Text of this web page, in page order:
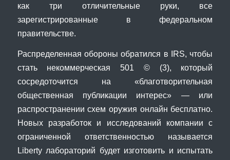
как три отличительные руки, все
зарегистрированные в федеральном
правительстве.
Распределенная обороны обратился в IRS, чтобы
стать некоммерческая 501 © (3), который
сосредоточится на «благотворительная
общественная публикации интерес» — или
распространении схем оружия онлайн бесплатно.
Новых разработок и исследований компании с
ограниченной ответственностью называется
Liberty лабораторий будет изготовить и испытать